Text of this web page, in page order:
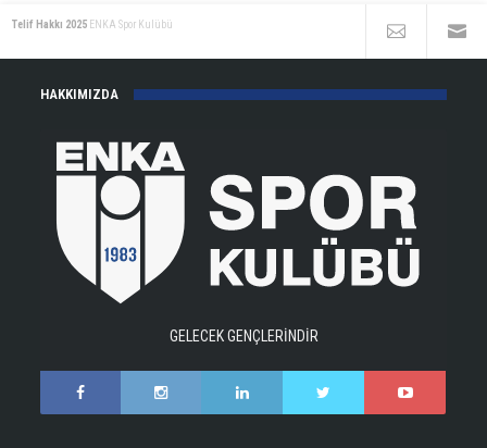
Telif Hakkı 2025 ENKA Spor Kulübü
HAKKIMIZDA
GELECEK GENÇLERİNDİR